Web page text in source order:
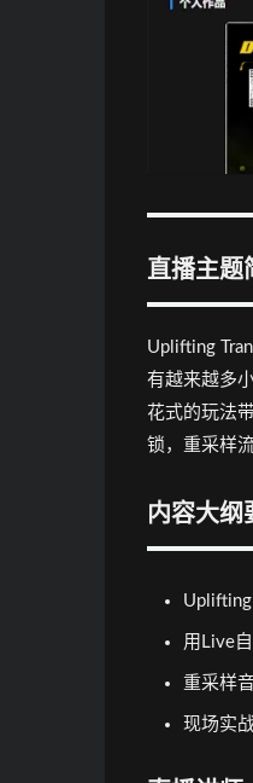
直播主题
Uplifting
有越来越多
花式的玩法
锁，重采样
内容大纲
Uplifting
用Live
重采样
现场实